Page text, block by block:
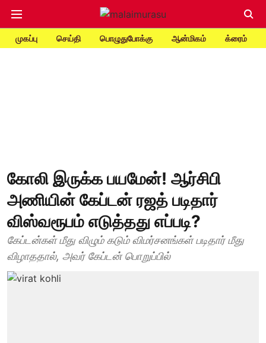
முகப்பு செய்தி பொழுதுபோக்கு ஆன்மிகம் க்ரைம்
கோலி இருக்க பயமேன்! ஆர்சிபி
அணியின் கேப்டன் ரஜத் படிதார்
விஸ்வரூபம் எடுத்தது எப்படி?
கேப்டன்கள் மீது விழும் கடும் விமர்சனங்கள் படிதார் மீது
விழாததால், அவர் கேப்டன் பொறுப்பில்